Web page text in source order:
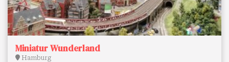
Miniatur Wunderland
Hamburg